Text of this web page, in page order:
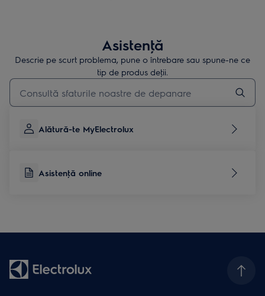
Asistenţă
Descrie pe scurt problema, pune o întrebare sau spune-ne ce
tip de produs deţii.
Type to search for support articles
Alătură-te MyElectrolux
Asistenţă online